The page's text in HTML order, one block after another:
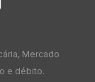
Mercado
e débito.